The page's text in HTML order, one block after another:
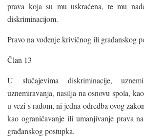
prava koja su mu uskraćena, te mu
diskriminacijom.
Pravo na vođenje krivičnog ili građanskog
Član 13
U slučajevima diskriminacije,
uznemiravanja, nasilja na osnovu spola,
u vezi s radom, ni jedna odredba ovog
kao ograničavanje ili umanjivanje prava
građanskog postupka.